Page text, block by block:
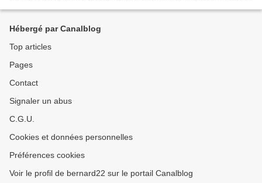
Hébergé par Canalblog
Top articles
Pages
Contact
Signaler un abus
C.G.U.
Cookies et données personnelles
Préférences cookies
Voir le profil de bernard22 sur le portail Canalblog